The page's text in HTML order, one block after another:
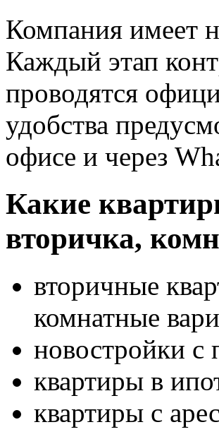
Компания имеет
Каждый этап
проводятся
удобства
офисе и через
Какие
вторичка,
вторичные
комнатные
новостройки с
квартиры в
квартиры с